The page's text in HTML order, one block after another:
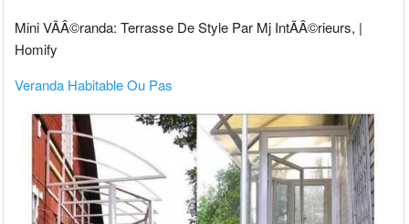
Mini VÃÂ©randa: Terrasse De Style Par Mj IntÃÂ©rieurs, |
Homify
Veranda Habitable Ou Pas